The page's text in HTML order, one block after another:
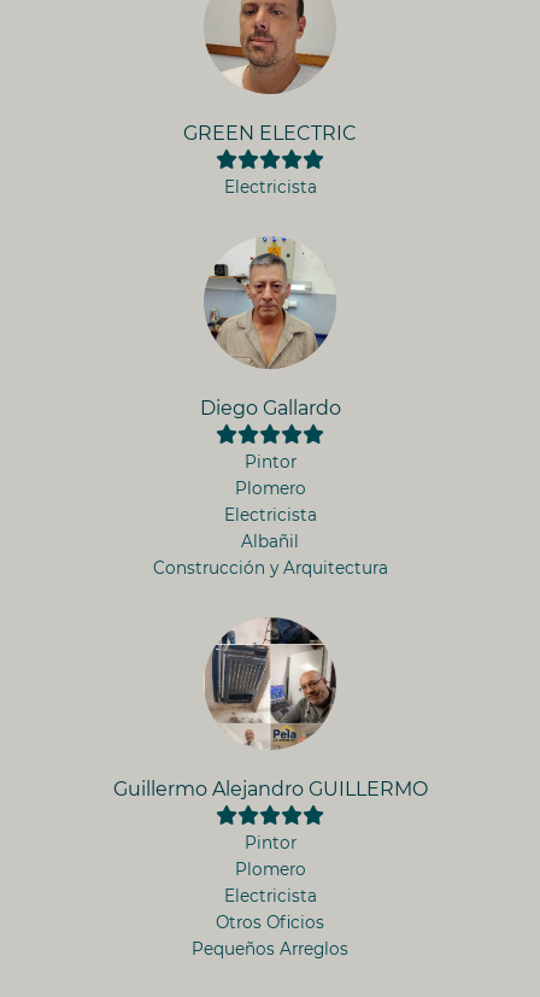
GREEN ELECTRIC
Electricista
Diego Gallardo
Pintor
Plomero
Electricista
Albañil
Construcción y Arquitectura
Guillermo Alejandro GUILLERMO
Pintor
Plomero
Electricista
Otros Oficios
Pequeños Arreglos